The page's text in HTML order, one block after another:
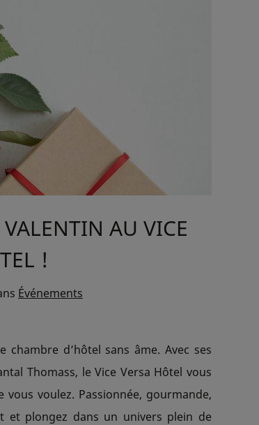
AU VICE
!
Événements
d’hôtel sans âme. Avec ses
Thomass, le Vice Versa Hôtel vous
voulez. Passionnée, gourmande,
et plongez dans un univers plein de